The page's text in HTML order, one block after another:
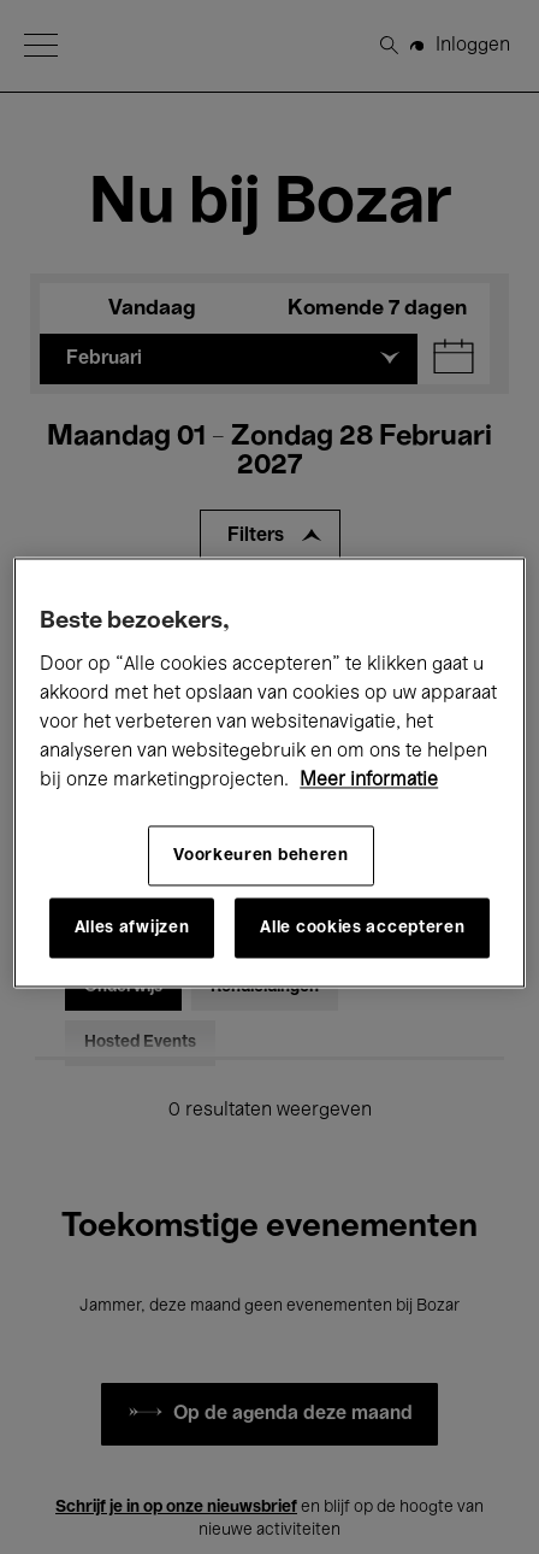
Open Menu
Zoeken
Inloggen
Nu bij Bozar
Vandaag Komende 7 dagen
Februari
Maandag 01 - Zondag 28 Februari
2027
Filters
Alle evenementen
Tentoonstellingen Films
Performances Lezingen & Debatten
Jazz Klassieke Muziek Global Music
Voor iedereen Kids’ Palace
Onderwijs Rondleidingen
Hosted Events
0 resultaten weergeven
Toekomstige evenementen
Jammer, deze maand geen evenementen bij Bozar
Op de agenda deze maand
Schrijf je in op onze nieuwsbrief en blijf op de hoogte van
nieuwe activiteiten
Beste bezoekers,
Door op “Alle cookies accepteren” te klikken gaat u
akkoord met het opslaan van cookies op uw apparaat
voor het verbeteren van websitenavigatie, het
analyseren van websitegebruik en om ons te helpen
bij onze marketingprojecten.
Meer informatie
Voorkeuren beheren
Alles afwijzen Alle cookies accepteren